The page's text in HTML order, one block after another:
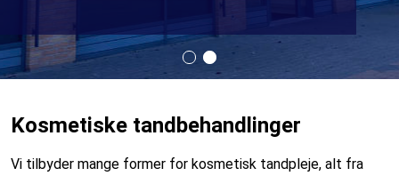
Kosmetiske tandbehandlinger
Vi tilbyder mange former for kosmetisk tandpleje, alt fra